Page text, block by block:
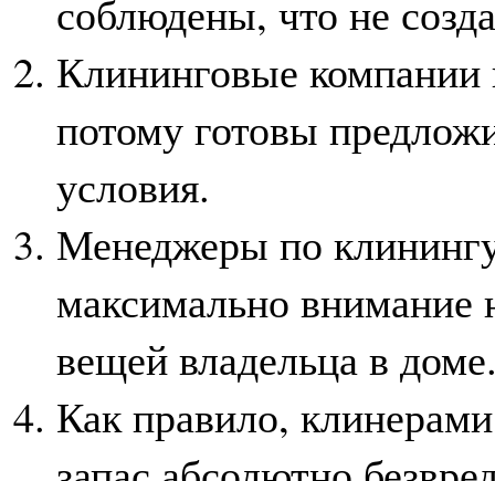
соблюдены, что не
Клининговые компании
потому готовы
условия.
Менеджеры по
максимально внимание
вещей владельца в
Как правило,